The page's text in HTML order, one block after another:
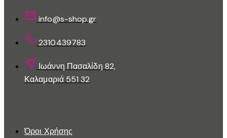
του
info@s-shop.gr
2310439783
Ιωάννη Πασαλίδη 82,
Καλαμαριά 551 32
Όροι Χρήσης